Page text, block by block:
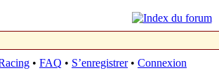
• FAQ • S’enregistrer• Connexion